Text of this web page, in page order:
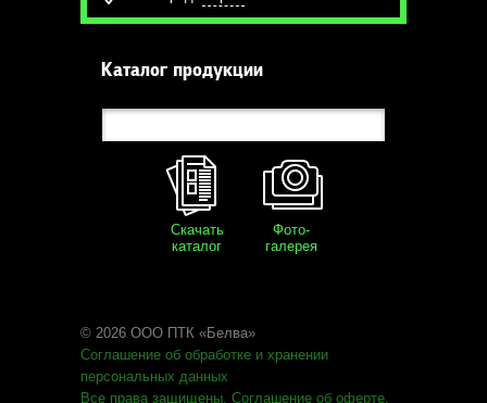
Каталог продукции
Скачать
каталог
Фото-
галерея
© 2026 ООО ПТК «Белва»
Соглашение об обработке и хранении
персональных данных
Все права защищены. Соглашение об оферте.